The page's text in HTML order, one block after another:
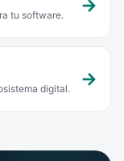
tu software.
digital.